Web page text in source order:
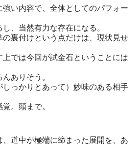
い内容で、全体としてのパフォー
、当然有力な存在になる。
の裏付けという点だけは、現状見せ
上では今回が試金石ということには
ありそう。
っかりとあって）妙味のある相手
。頭まで。
、道中が極端に締まった展開を、あ